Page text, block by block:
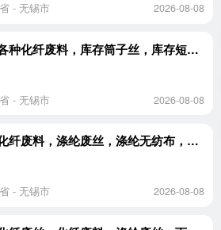
- 无锡市 2026-08-08
各种化纤废料，库存筒子丝，库存短纤，库存布料，一切工厂库存料，大量回收
- 无锡市 2026-08-08
化纤废料，涤纶废丝，涤纶无纺布，涤纶膜料，PET，低溶废丝，工业丝大量回收
- 无锡市 2026-08-08